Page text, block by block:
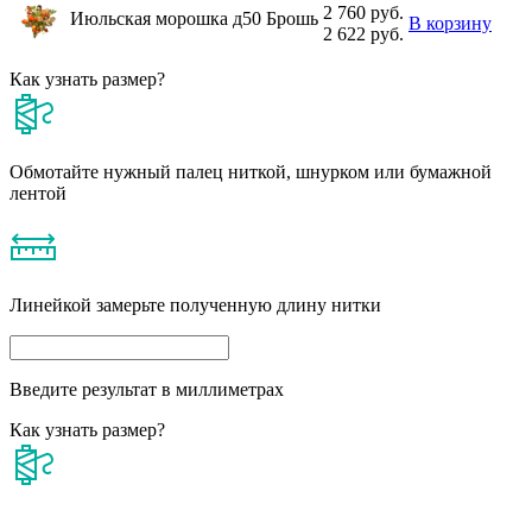
Июльская морошка д50 Брошь 2 760 руб.
2 622 руб.
В корзину
Как узнать размер?
Обмотайте нужный палец ниткой, шнурком или бумажной
лентой
Линейкой замерьте полученную длину нитки
Введите результат в миллиметрах
Как узнать размер?